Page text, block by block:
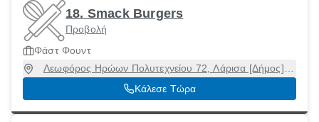
18. Smack Burgers
Προβολή
Φάστ Φουντ
Λεωφόρος Ηρώων Πολυτεχνείου 72, Λάρισα [Δήμος],
Λάρισα, 41223
Κάλεσε Τώρα